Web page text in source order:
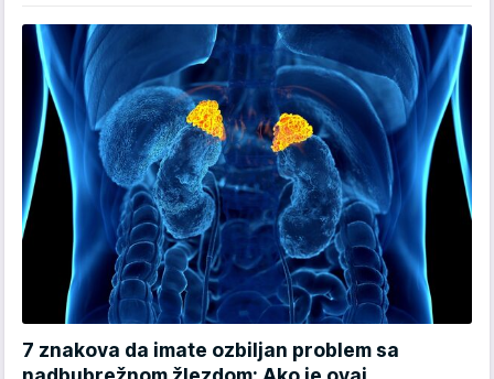
7 znakova da imate ozbiljan problem sa